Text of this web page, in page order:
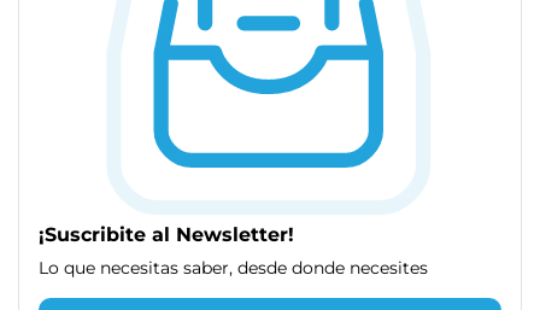
¡Suscribite al Newsletter!
Lo que necesitas saber, desde donde necesites